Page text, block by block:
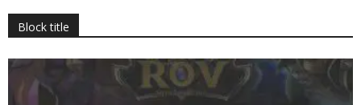
Block title